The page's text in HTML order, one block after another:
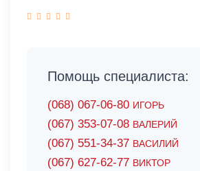
Помощь специалиста:
(068) 067-06-80 ИГОРЬ
(067) 353-07-08 ВАЛЕРИЙ
(067) 551-34-37 ВАСИЛИЙ
(067) 627-62-77 ВИКТОР